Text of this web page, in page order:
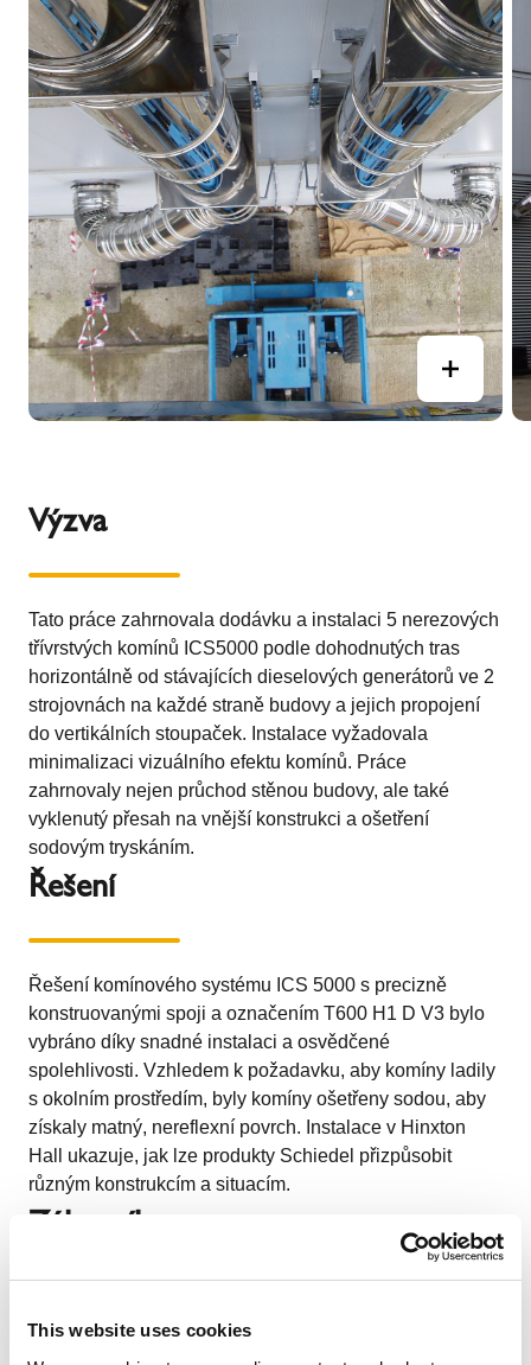
This website uses cookies
Výzva
Tato práce zahrnovala dodávku a instalaci 5 nerezových
třívrstvých komínů ICS5000 podle dohodnutých tras
horizontálně od stávajících dieselových generátorů ve 2
strojovnách na každé straně budovy a jejich propojení
do vertikálních stoupaček. Instalace vyžadovala
minimalizaci vizuálního efektu komínů. Práce
zahrnovaly nejen průchod stěnou budovy, ale také
vyklenutý přesah na vnější konstrukci a ošetření
sodovým tryskáním.
Řešení
Řešení komínového systému ICS 5000 s precizně
konstruovanými spoji a označením T600 H1 D V3 bylo
vybráno díky snadné instalaci a osvědčené
spolehlivosti. Vzhledem k požadavku, aby komíny ladily
s okolním prostředím, byly komíny ošetřeny sodou, aby
získaly matný, nereflexní povrch. Instalace v Hinxton
Hall ukazuje, jak lze produkty Schiedel přizpůsobit
různým konstrukcím a situacím.
Zákazník
Hinxton Hall je sídlem prestižního Wellcome Trust